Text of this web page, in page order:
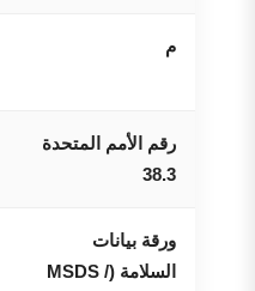
م
رقم الأمم المتحدة
38.3
ورقة بيانات
السلامة (MSDS /